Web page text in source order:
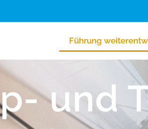
Führung
und